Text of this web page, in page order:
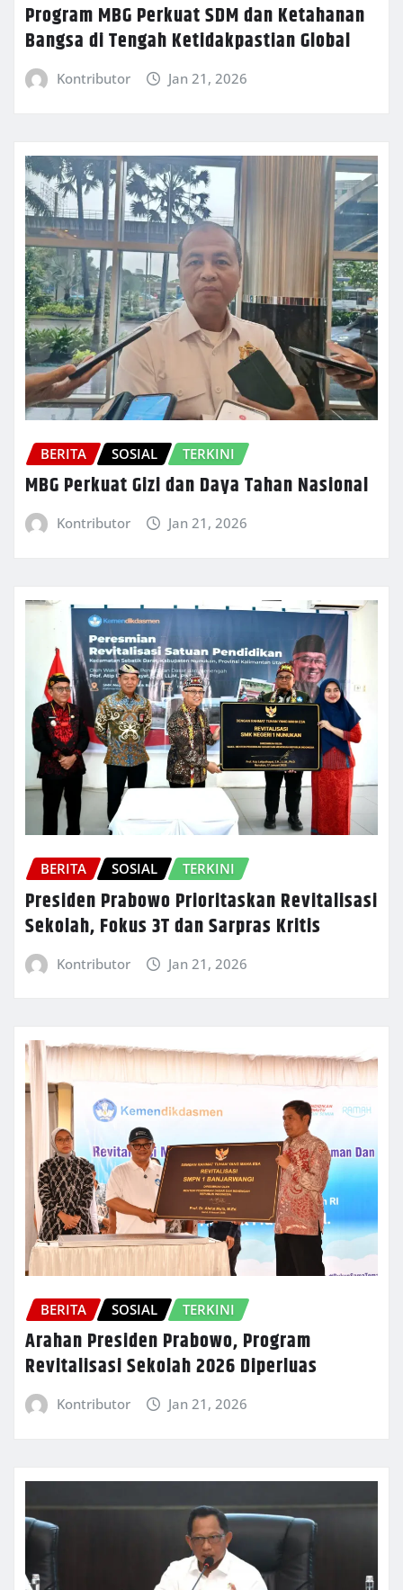
Program MBG Perkuat SDM dan Ketahanan
Bangsa di Tengah Ketidakpastian Global
Kontributor Jan 21, 2026
BERITA SOSIAL TERKINI
MBG Perkuat Gizi dan Daya Tahan Nasional
Kontributor Jan 21, 2026
BERITA SOSIAL TERKINI
Presiden Prabowo Prioritaskan Revitalisasi
Sekolah, Fokus 3T dan Sarpras Kritis
Kontributor Jan 21, 2026
BERITA SOSIAL TERKINI
Arahan Presiden Prabowo, Program
Revitalisasi Sekolah 2026 Diperluas
Kontributor Jan 21, 2026